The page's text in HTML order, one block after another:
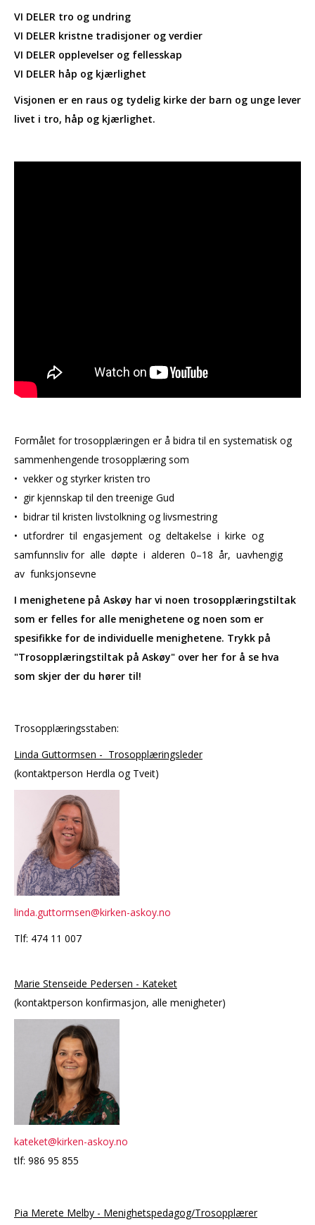
VI DELER tro og undring
VI DELER kristne tradisjoner og verdier
VI DELER opplevelser og fellesskap
VI DELER håp og kjærlighet
Visjonen er en raus og tydelig kirke der barn og unge lever
livet i tro, håp og kjærlighet.
Formålet for trosopplæringen er å bidra til en systematisk og
sammenhengende trosopplæring som
• vekker og styrker kristen tro
• gir kjennskap til den treenige Gud
• bidrar til kristen livstolkning og livsmestring
• utfordrer til engasjement og deltakelse i kirke og
samfunnsliv for alle døpte i alderen 0–18 år, uavhengig
av funksjonsevne
I menighetene på Askøy har vi noen trosopplæringstiltak
som er felles for alle menighetene og noen som er
spesifikke for de individuelle menighetene. Trykk på
"Trosopplæringstiltak på Askøy" over her for å se hva
som skjer der du hører til!
Trosopplæringsstaben:
Linda Guttormsen - Trosopplæringsleder
(kontaktperson Herdla og Tveit)
linda.guttormsen@kirken-askoy.no
Tlf: 474 11 007
Marie Stenseide Pedersen - Kateket
(kontaktperson konfirmasjon, alle menigheter)
kateket@kirken-askoy.no
tlf: 986 95 855
Pia Merete Melby - Menighetspedagog/Trosopplærer